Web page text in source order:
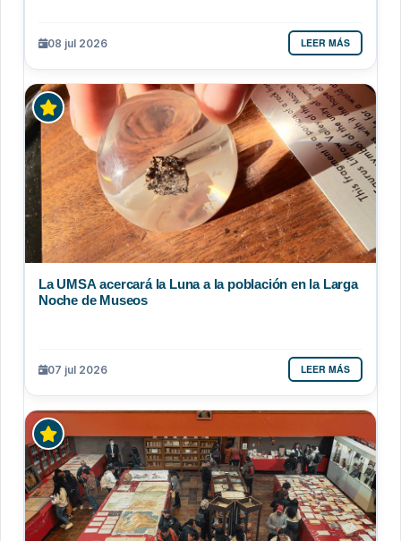
08 jul 2026 LEER MÁS
La UMSA acercará la Luna a la población en la Larga
Noche de Museos
07 jul 2026 LEER MÁS